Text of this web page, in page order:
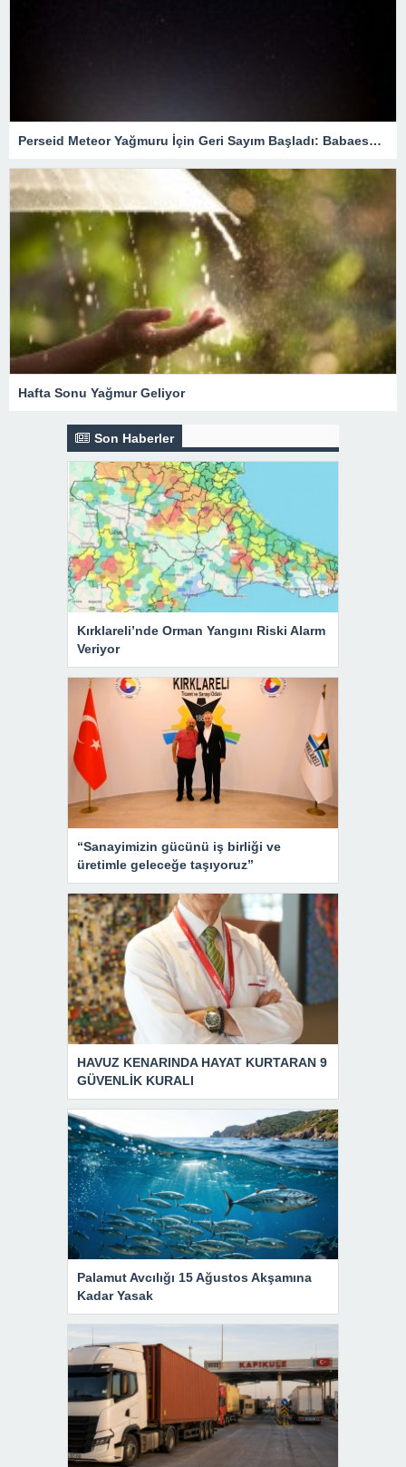
Perseid Meteor Yağmuru İçin Geri Sayım Başladı: Babaeski’de En İyi Nereden İzlenir?
Hafta Sonu Yağmur Geliyor
Son Haberler
Kırklareli’nde Orman Yangını Riski Alarm
Veriyor
“Sanayimizin gücünü iş birliği ve
üretimle geleceğe taşıyoruz”
HAVUZ KENARINDA HAYAT KURTARAN 9
GÜVENLİK KURALI
Palamut Avcılığı 15 Ağustos Akşamına
Kadar Yasak